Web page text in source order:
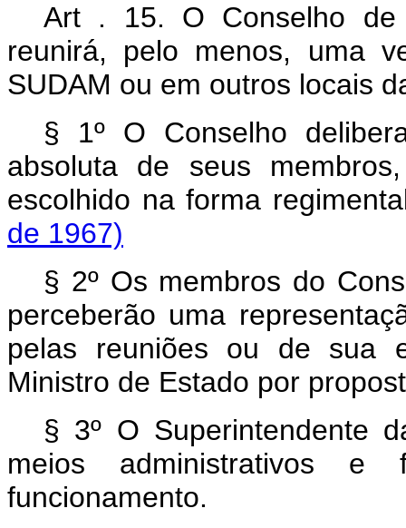
Art . 15. O Conselho de
reunirá, pelo menos, uma
SUDAM ou em outros locais
§ 1º O Conselho
absoluta de seus
escolhido na forma
de 1967)
§ 2º Os membros do
perceberão uma
pelas reuniões ou de sua
Ministro de Estado por
§ 3º O Superintendente
meios administrativos e
funcionamento.